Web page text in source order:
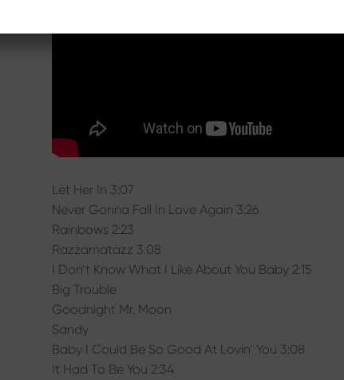
Let Her In 3:07
Never Gonna Fall In Love Again 3:26
Rainbows 2:23
Razzamatazz 3:08
I Don’t Know What I Like About You Baby 2:15
Big Trouble
Goodnight Mr. Moon
Sandy
Baby I Could Be So Good At Lovin’ You 3:08
It Had To Be You 2:34